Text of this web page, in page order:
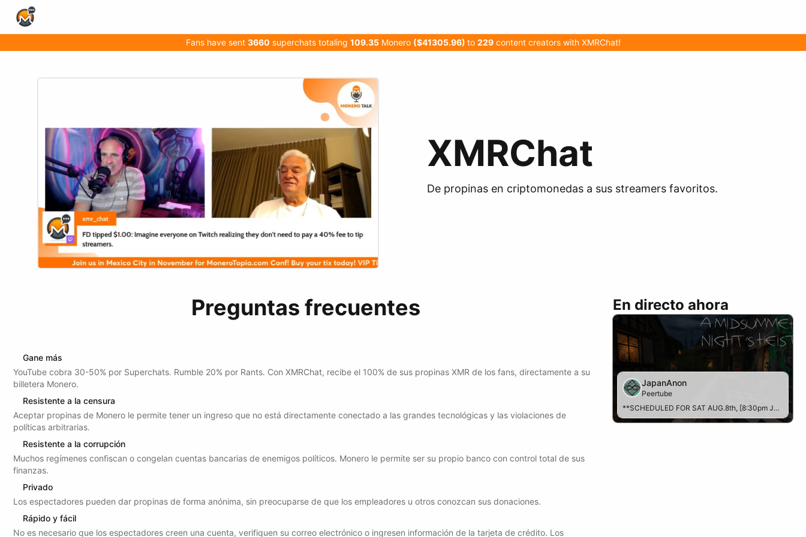
Home Page
Fans have sent 3660 superchats totaling 109.35Monero ($41305.96) to 229content creators with XMRChat!
XMRChat
De propinas en criptomonedas a sus streamers favoritos.
Preguntas frecuentes
Gane más
YouTube cobra 30-50% por Superchats. Rumble 20% por Rants. Con XMRChat, recibe el 100% de sus propinas XMR de los fans, directamente a su
billetera Monero.
Resistente a la censura
Aceptar propinas de Monero le permite tener un ingreso que no está directamente conectado a las grandes tecnológicas y las violaciones de
políticas arbitrarias.
Resistente a la corrupción
Muchos regímenes confiscan o congelan cuentas bancarias de enemigos políticos. Monero le permite ser su propio banco con control total de sus
finanzas.
Privado
Los espectadores pueden dar propinas de forma anónima, sin preocuparse de que los empleadores u otros conozcan sus donaciones.
Rápido y fácil
No es necesario que los espectadores creen una cuenta, verifiquen su correo electrónico o ingresen información de la tarjeta de crédito. Los
En directo ahora
JapanAnon
Peertube
**SCHEDULED FOR SAT AUG.8th, [8:30pm JST](https://time.is/0830PM_08_Aug_2026_in_JST)** Time for another skacky gig Join the chat to shout at me: ・https://peertube.anon-kenkai.com/plugins/livechat/router/webchat/room/7591e93d-f036-4cbf-b3aa...